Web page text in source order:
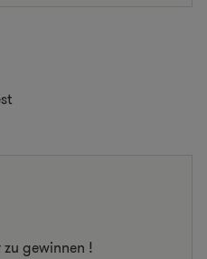
gewinnen !